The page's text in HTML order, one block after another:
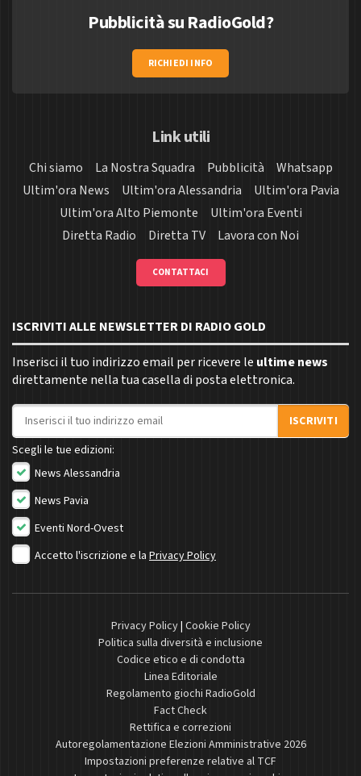
Pubblicità su RadioGold?
RICHIEDI INFO
Link utili
Chi siamo La Nostra Squadra Pubblicità
Whatsapp
Ultim'ora News
Ultim'ora Alessandria
Ultim'ora Pavia
Ultim'ora Alto Piemonte
Ultim'ora Eventi
Diretta Radio
Diretta TV Lavora con Noi
CONTATTACI
ISCRIVITI ALLE NEWSLETTER DI RADIO GOLD
Inserisci il tuo indirizzo email per ricevere le ultime news
direttamente nella tua casella di posta elettronica.
Indirizzo email
ISCRIVITI
Scegli le tue edizioni:
News Alessandria
News Pavia
Eventi Nord-Ovest
Accetto l'iscrizione e la Privacy Policy
Privacy Policy| Cookie Policy
Politica sulla diversità e inclusione
Codice etico e di condotta
Linea Editoriale
Regolamento giochi RadioGold
Fact Check
Rettifica e correzioni
Autoregolamentazione Elezioni Amministrative 2026
Impostazioni preferenze relative al TCF